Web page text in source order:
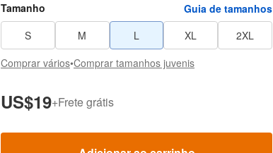
Tamanho
Guia de tamanhos
S
M L XL
2XL
Comprar vários•Comprar tamanhos juvenis
US$19+Frete grátis